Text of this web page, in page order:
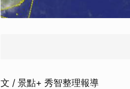
文 / 景點+ 秀智整理報導